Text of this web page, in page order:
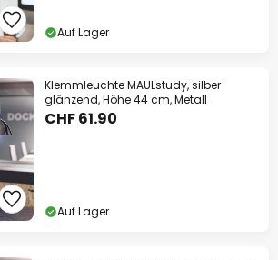
Auf Lager
Klemmleuchte MAULstudy, silber
glänzend, Höhe 44 cm, Metall
CHF 61.90
Auf Lager